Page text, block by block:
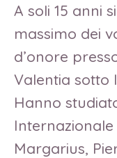
A soli 15 anni
massimo dei
d’onore
Valentia sotto
Hanno
Margarius,